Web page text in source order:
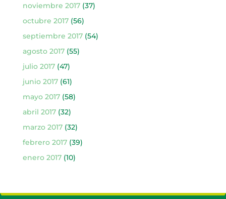
noviembre 2017(37)
octubre 2017(56)
septiembre 2017(54)
agosto 2017(55)
julio 2017(47)
junio 2017(61)
mayo 2017(58)
abril 2017(32)
marzo 2017(32)
febrero 2017(39)
enero 2017(10)